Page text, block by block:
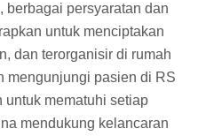
berbagai persyaratan dan
untuk menciptakan
dan terorganisir di rumah
mengunjungi pasien di RS
untuk mematuhi setiap
mendukung kelancaran